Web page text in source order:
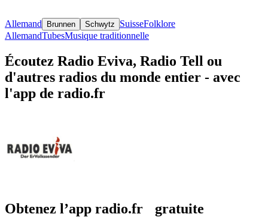
Allemand Brunnen Schwytz SuisseFolklore
AllemandTubesMusique traditionnelle
Écoutez Radio Eviva, Radio Tell ou
d'autres radios du monde entier - avec
l'app de radio.fr
Obtenez l’app radio.fr gratuite